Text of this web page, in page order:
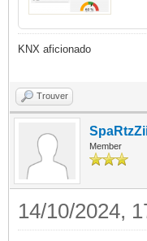
KNX aficionado
Trouver
Member
14/10/2024,